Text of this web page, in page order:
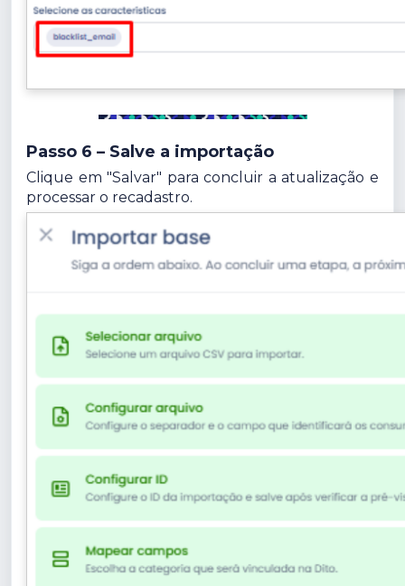
Passo 6 – Salve a importação
Clique em "Salvar" para concluir a atualização e
processar o recadastro.